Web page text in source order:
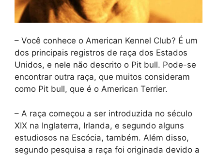
– Você conhece o American Kennel Club? É um
dos principais registros de raça dos Estados
Unidos, e nele não descrito o Pit bull. Pode-se
encontrar outra raça, que muitos consideram
como Pit bull, que é o American Terrier.
– A raça começou a ser introduzida no século
XIX na Inglaterra, Irlanda, e segundo alguns
estudiosos na Escócia, também. Além disso,
segundo pesquisa a raça foi originada devido a